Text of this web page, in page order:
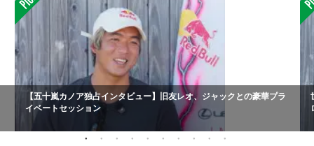
【五十嵐カノア独占インタビュー】旧友レオ、ジャックとの豪華プラ
イベートセッション